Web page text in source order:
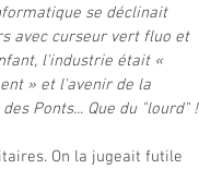
se déclinait
avec curseur vert fluo et
l'industrie était «
» et l'avenir de la
Ponts... Que du "lourd" !
On la jugeait futile